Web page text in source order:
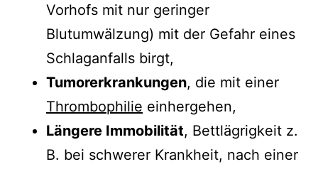
Vorhofs mit nur geringer
Blutumwälzung) mit der Gefahr eines
Schlaganfalls birgt,
Tumorerkrankungen, die mit einer
Thrombophilie einhergehen,
Längere Immobilität, Bettlägrigkeit z.
B. bei schwerer Krankheit, nach einer